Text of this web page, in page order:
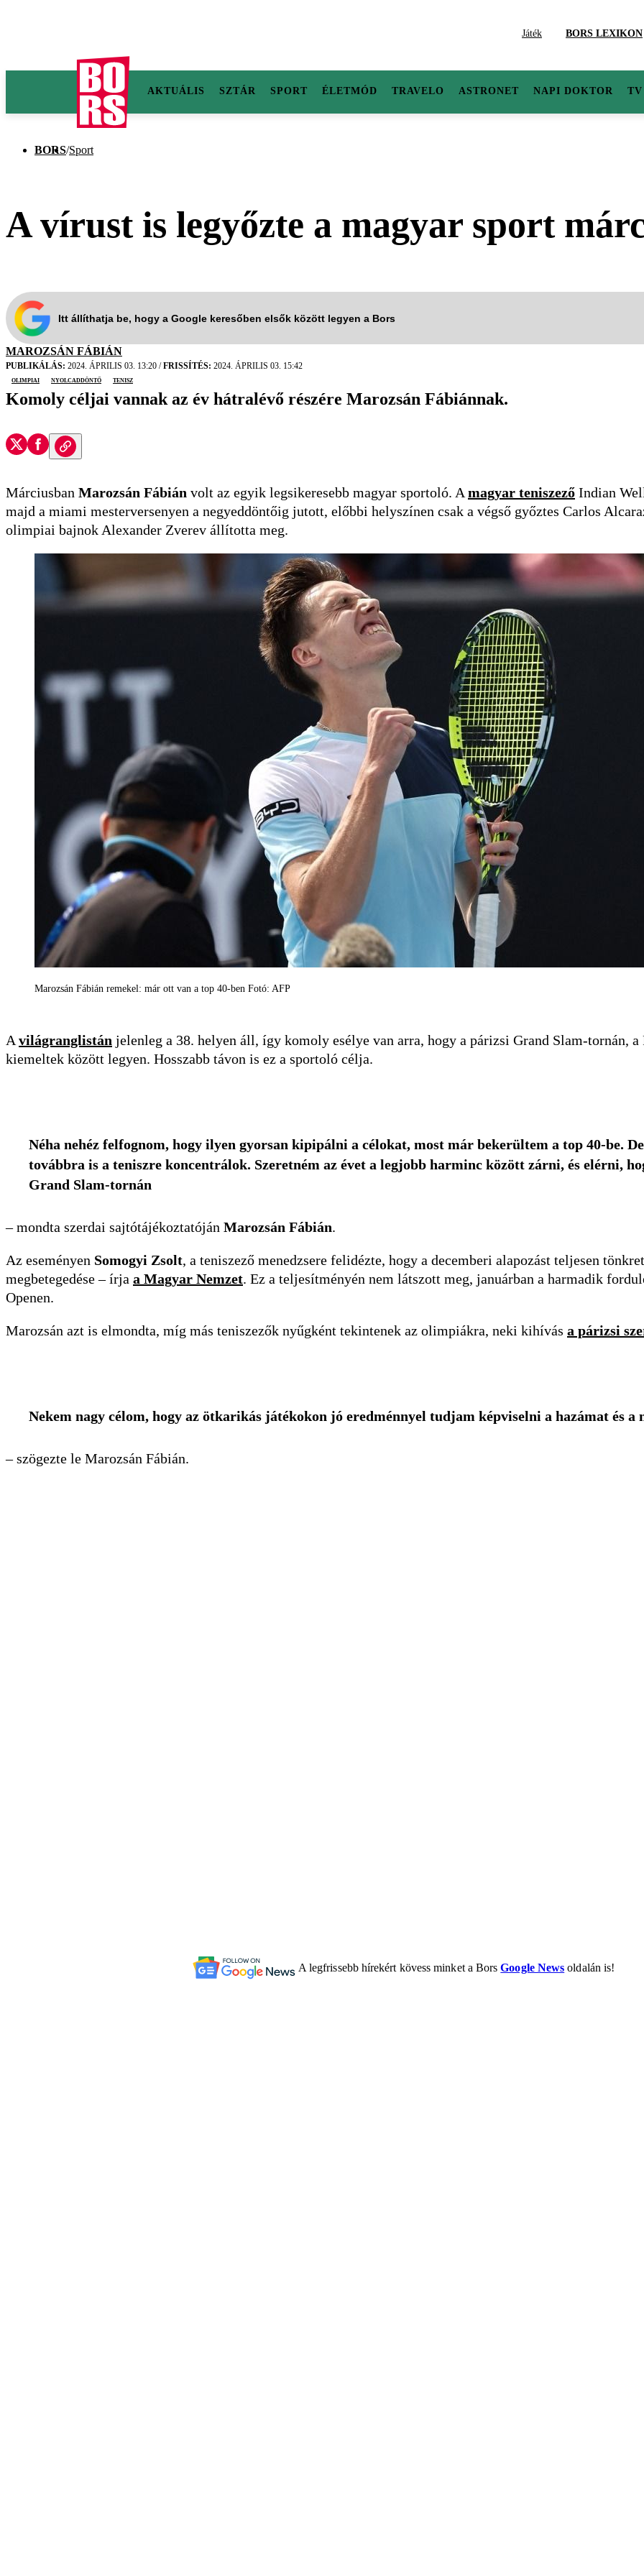
Játék BORS LEXIKON
AKTUÁLIS SZTÁR SPORT ÉLETMÓD TRAVELO ASTRONET NAPI DOKTOR TV
BORS/Sport
A vírust is legyőzte a magyar sport
Itt állíthatja be, hogy a Google keresőben elsők között legyen a Bors
MAROZSÁN FÁBIÁN
PUBLIKÁLÁS: 2024. ÁPRILIS 03. 13:20 /FRISSÍTÉS: 2024. ÁPRILIS 03. 15:42
olimpiai
nyolcaddöntő tenisz
Komoly céljai vannak az év hátralévő részére Marozsán Fábiánnak.
Márciusban Marozsán Fábián volt az egyik legsikeresebb magyar sportoló. A magyar teniszező Indian
majd a miami mesterversenyen a negyeddöntőig jutott, előbbi helyszínen csak a végső győztes Carlos
olimpiai bajnok Alexander Zverev állította meg.
Marozsán Fábián remekel: már ott van a top 40-ben Fotó: AFP
A világranglistán jelenleg a 38. helyen áll, így komoly esélye van arra, hogy a párizsi Grand Slam-tornán, a
kiemeltek között legyen. Hosszabb távon is ez a sportoló célja.
Néha nehéz felfognom, hogy ilyen gyorsan kipipálni a célokat, most már bekerültem a top 40-be.
továbbra is a teniszre koncentrálok. Szeretném az évet a legjobb harminc között zárni, és elérni,
Grand Slam-tornán
– mondta szerdai sajtótájékoztatóján Marozsán Fábián.
Az eseményen Somogyi Zsolt, a teniszező menedzsere felidézte, hogy a decemberi alapozást teljesen
megbetegedése – írja a Magyar Nemzet. Ez a teljesítményén nem látszott meg, januárban a harmadik
Openen.
Marozsán azt is elmondta, míg más teniszezők nyűgként tekintenek az olimpiákra, neki kihívás a párizsi
Nekem nagy célom, hogy az ötkarikás játékokon jó eredménnyel tudjam képviselni a hazámat és a
– szögezte le Marozsán Fábián.
A legfrissebb hírekért kövess minket a BorsGoogle News oldalán is!